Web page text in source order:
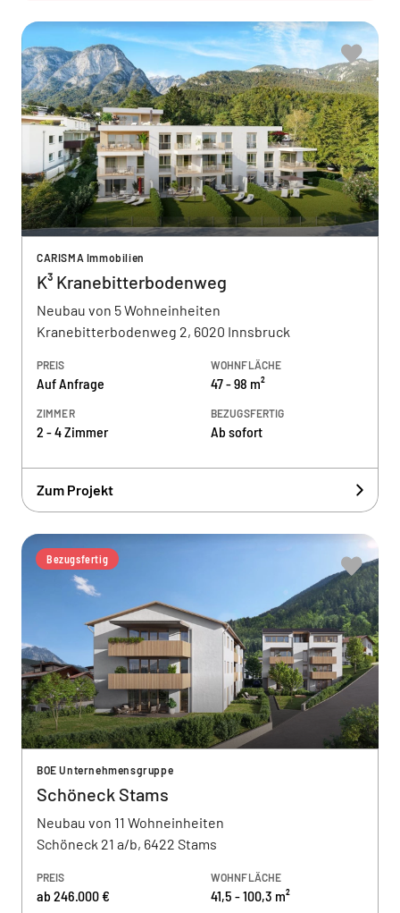
CARISMA Immobilien
K³ Kranebitterbodenweg
Neubau von 5 Wohneinheiten
Kranebitterbodenweg 2, 6020 Innsbruck
PREIS
Auf Anfrage
WOHNFLÄCHE
47 - 98 m²
ZIMMER
2 - 4 Zimmer
BEZUGSFERTIG
Ab sofort
Zum Projekt
Bezugsfertig
BOE Unternehmensgruppe
Schöneck Stams
Neubau von 11 Wohneinheiten
Schöneck 21 a/b, 6422 Stams
PREIS
ab 246.000 €
WOHNFLÄCHE
41,5 - 100,3 m²